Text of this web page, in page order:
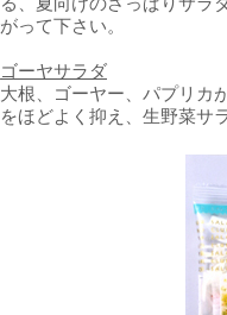
がって下さい。
ゴーヤサラダ
大根、ゴーヤー、パプリカ
をほどよく抑え、生野菜サ